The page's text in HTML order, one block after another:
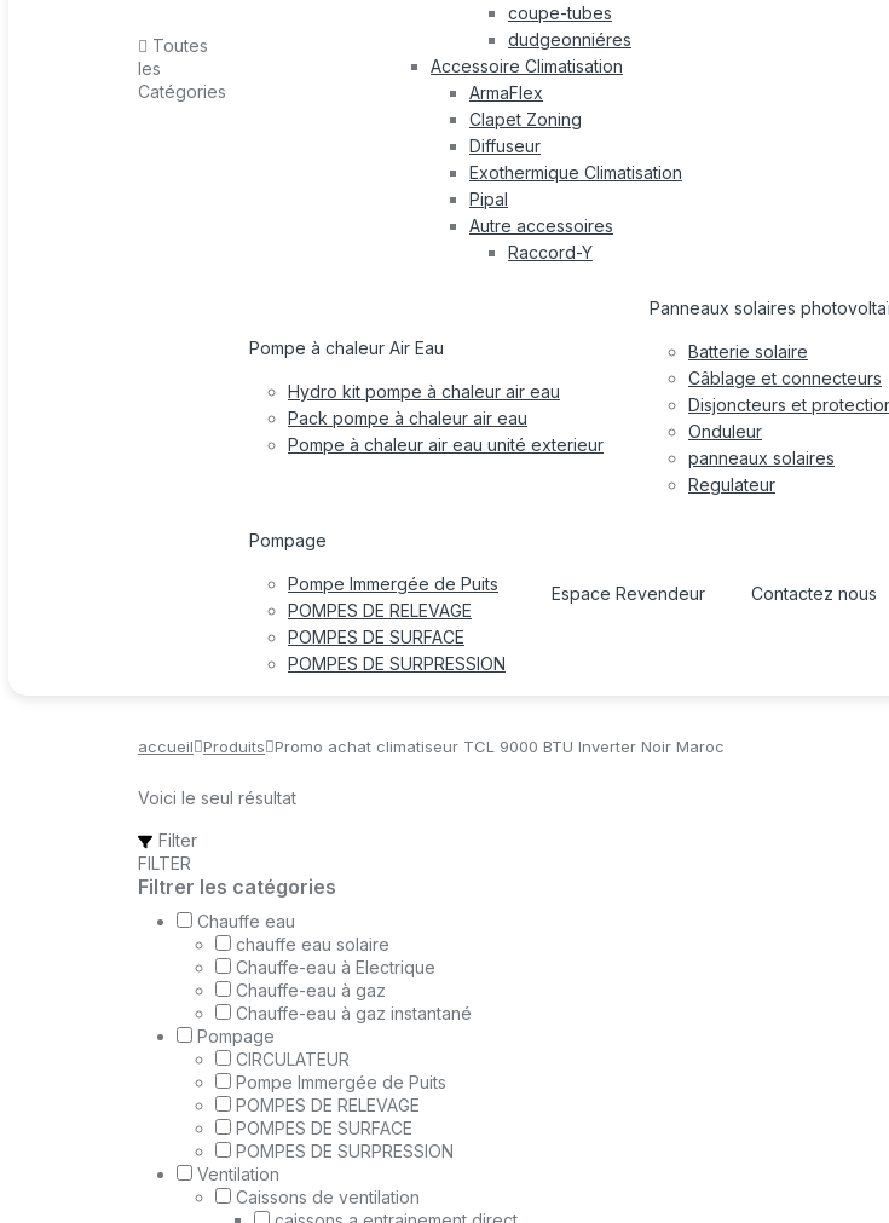
Toutes
les
Catégories
coupe-tubes
dudgeonniéres
Accessoire Climatisation
ArmaFlex
Clapet Zoning
Diffuseur
Exothermique Climatisation
Pipal
Autre accessoires
Raccord-Y
Pompe à chaleur Air Eau
Hydro kit pompe à chaleur air eau
Pack pompe à chaleur air eau
Pompe à chaleur air eau unité exterieur
Panneaux solaires
Batterie solaire
Câblage et connecteurs
Disjoncteurs et
Onduleur
panneaux solaires
Regulateur
Pompage
Pompe Immergée de Puits
POMPES DE RELEVAGE
POMPES DE SURFACE
POMPES DE SURPRESSION
Espace Revendeur Contactez nous
accueil Produits Promo achat climatiseur TCL 9000 BTU Inverter Noir Maroc
Voici le seul résultat
Filter
FILTER
Filtrer les catégories
Chauffe eau
chauffe eau solaire
Chauffe-eau à Electrique
Chauffe-eau à gaz
Chauffe-eau à gaz instantané
Pompage
CIRCULATEUR
Pompe Immergée de Puits
POMPES DE RELEVAGE
POMPES DE SURFACE
POMPES DE SURPRESSION
Ventilation
Caissons de ventilation